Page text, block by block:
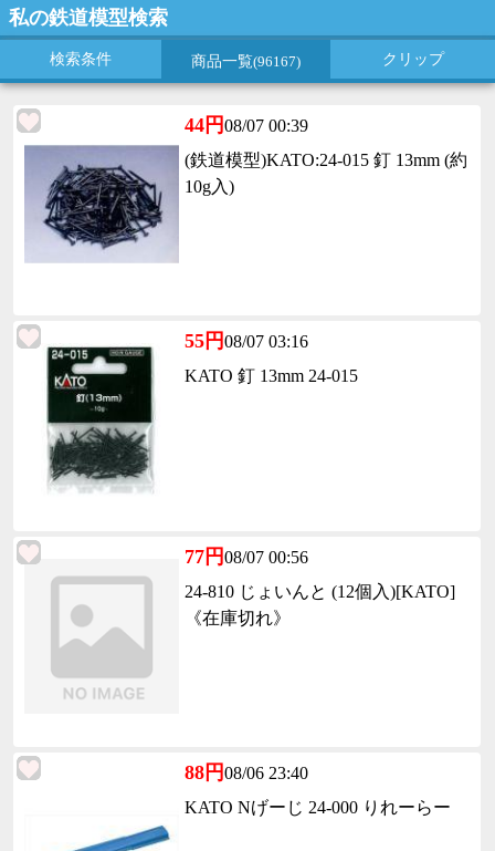
私の鉄道模型検索
検索条件 商品一覧(96167) クリップ
44円08/07 00:39
(鉄道模型)KATO:24-015 釘 13mm (約
10g入)
55円08/07 03:16
KATO 釘 13mm 24-015
77円08/07 00:56
24-810 じょいんと (12個入)[KATO]
《在庫切れ》
88円08/06 23:40
KATO Nげーじ 24-000 りれーらー